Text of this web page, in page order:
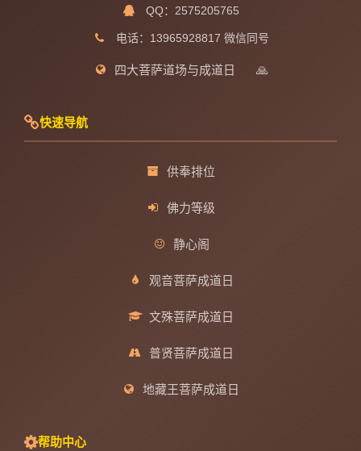
QQ：2575205765
电话：13965928817 微信同号
四大菩萨道场与成道日 🙏
快速导航
供奉排位
佛力等级
静心阁
观音菩萨成道日
文殊菩萨成道日
普贤菩萨成道日
地藏王菩萨成道日
帮助中心